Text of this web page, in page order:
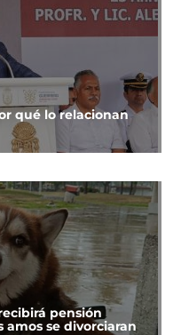
qué lo relacionan
pensión
se divorciaran